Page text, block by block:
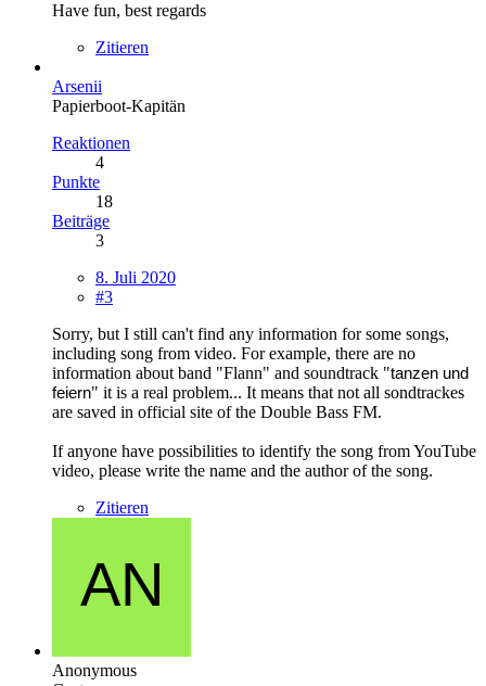
Have fun, best regards
Zitieren
Arsenii
Papierboot-Kapitän
Reaktionen
4
Punkte
18
Beiträge
3
8. Juli 2020
#3
Sorry, but I still can't find any information for some songs,
including song from video. For example, there are no
information about band "Flann" and soundtrack "tanzen und
feiern" it is a real problem... It means that not all sondtrackes
are saved in official site of the Double Bass FM.
If anyone have possibilities to identify the song from YouTube
video, please write the name and the author of the song.
Zitieren
Anonymous